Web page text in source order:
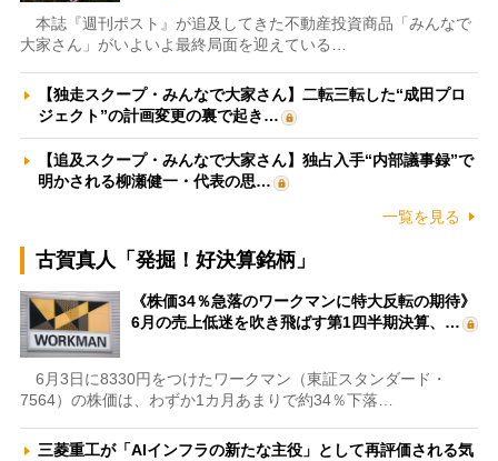
本誌『週刊ポスト』が追及してきた不動産投資商品「みんなで
大家さん」がいよいよ最終局面を迎えている…
【独走スクープ・みんなで大家さん】二転三転した“成田プロ
ジェクト”の計画変更の裏で起き…
【追及スクープ・みんなで大家さん】独占入手“内部議事録”で
明かされる柳瀬健一・代表の思…
一覧を見る
古賀真人「発掘！好決算銘柄」
《株価34％急落のワークマンに特大反転の期待》
6月の売上低迷を吹き飛ばす第1四半期決算、…
6月3日に8330円をつけたワークマン（東証スタンダード・
7564）の株価は、わずか1カ月あまりで約34％下落…
三菱重工が「AIインフラの新たな主役」として再評価される気